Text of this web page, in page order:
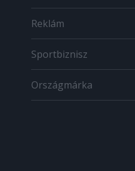
Reklám
Sportbiznisz
Országmárka